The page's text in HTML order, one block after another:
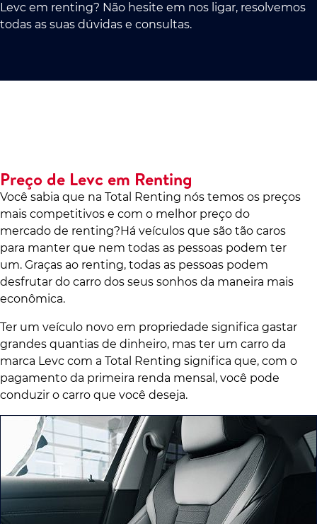
Levc em renting? Não hesite em nos ligar, resolvemos
todas as suas dúvidas e consultas.
Preço de Levc em Renting
Você sabia que na Total Renting nós temos os preços
mais competitivos e com o melhor preço do
mercado de renting?Há veículos que são tão caros
para manter que nem todas as pessoas podem ter
um. Graças ao renting, todas as pessoas podem
desfrutar do carro dos seus sonhos da maneira mais
econômica.
Ter um veículo novo em propriedade significa gastar
grandes quantias de dinheiro, mas ter um carro da
marca Levc com a Total Renting significa que, com o
pagamento da primeira renda mensal, você pode
conduzir o carro que você deseja.